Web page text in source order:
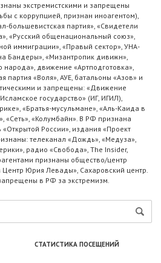
экстремистскими и запрещены
с коррупцией, признан иноагентом),
большевистская партия», «Свидетели
«Русский общенациональный союз»,
иммиграции», «Правый сектор», УНА-
Бандеры», «Мизантропик дивижн»,
народа», движение «Артподготовка»,
партия «Воля», АУЕ, батальоны «Азов» и
и запрещены: «Движение
государство» (ИГ, ИГИЛ),
«Братья-мусульмане», «Аль-Каида в
«Сеть», «Колумбайн». В РФ признана
России», издания «Проект
телеканал «Дождь», «Медуза»,
радио «Свобода», The Insider,
признаны общество/центр
Юрия Левады», Сахаровский центр.
в РФ за экстремизм.
СТАТИСТИКА ПОСЕЩЕНИЙ